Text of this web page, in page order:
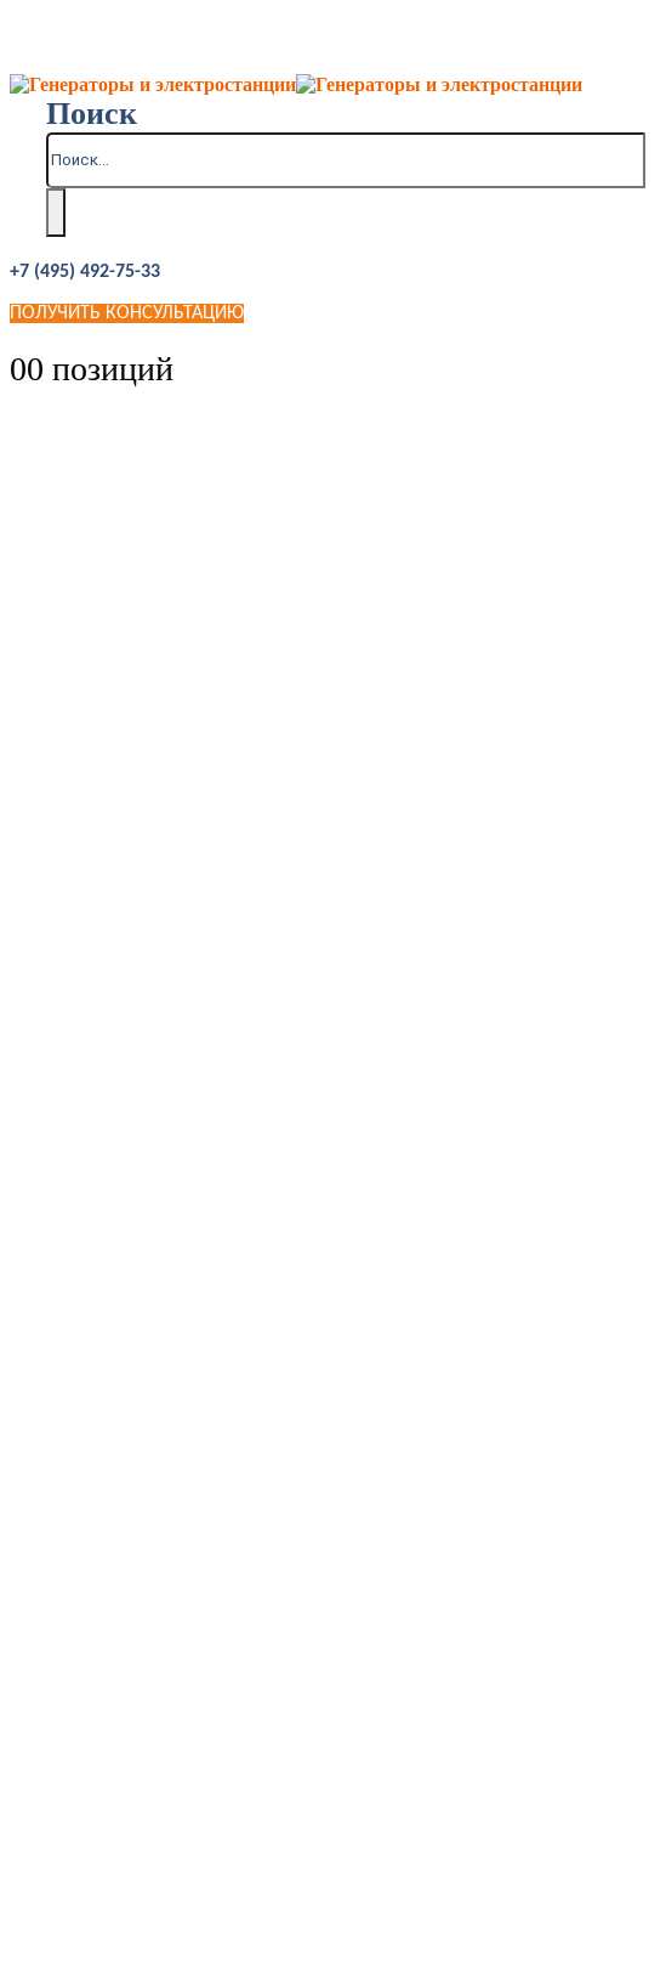
Поиск
+7 (495) 492-75-33
ПОЛУЧИТЬ КОНСУЛЬТАЦИЮ
00 позиций